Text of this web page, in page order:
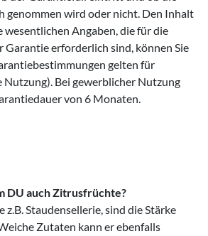
genommen wird oder nicht. Den Inhalt
wesentlichen Angaben, die für die
Garantie erforderlich sind, können Sie
gelten für
Bei gewerblicher Nutzung
von 6 Monaten.
DU auch Zitrusfrüchte?
z.B. Staudensellerie, sind die Stärke
Zutaten kann er ebenfalls